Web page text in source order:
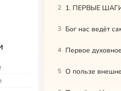
2 1. ПЕРВЫЕ
3 Бог нас ведёт
4 Первое
5 О пользе